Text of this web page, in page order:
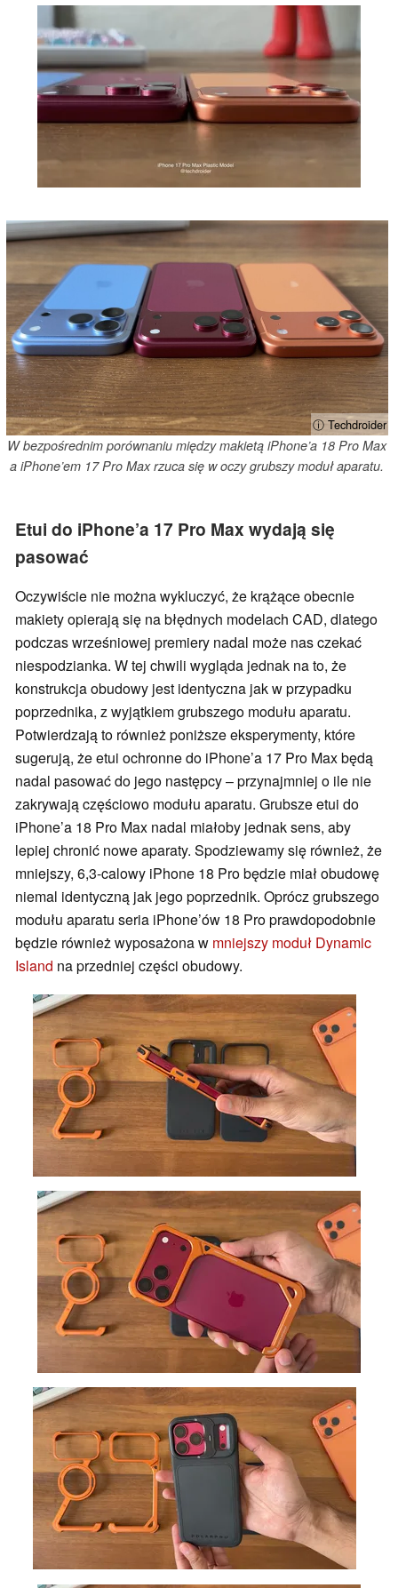
ⓘ Techdroider
W bezpośrednim porównaniu między makietą iPhone’a 18 Pro Max
a iPhone’em 17 Pro Max rzuca się w oczy grubszy moduł aparatu.
Etui do iPhone’a 17 Pro Max wydają się
pasować
Oczywiście nie można wykluczyć, że krążące obecnie
makiety opierają się na błędnych modelach CAD, dlatego
podczas wrześniowej premiery nadal może nas czekać
niespodzianka. W tej chwili wygląda jednak na to, że
konstrukcja obudowy jest identyczna jak w przypadku
poprzednika, z wyjątkiem grubszego modułu aparatu.
Potwierdzają to również poniższe eksperymenty, które
sugerują, że etui ochronne do iPhone’a 17 Pro Max będą
nadal pasować do jego następcy – przynajmniej o ile nie
zakrywają częściowo modułu aparatu. Grubsze etui do
iPhone’a 18 Pro Max nadal miałoby jednak sens, aby
lepiej chronić nowe aparaty. Spodziewamy się również, że
mniejszy, 6,3-calowy iPhone 18 Pro będzie miał obudowę
niemal identyczną jak jego poprzednik. Oprócz grubszego
modułu aparatu seria iPhone’ów 18 Pro prawdopodobnie
będzie również wyposażona w mniejszy moduł Dynamic
Island na przedniej części obudowy.